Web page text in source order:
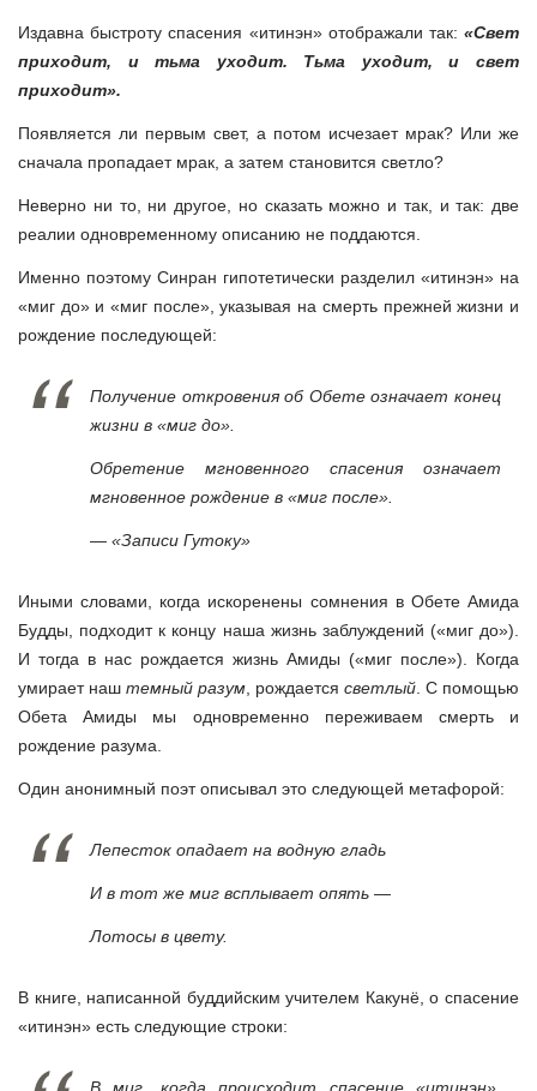
Издавна быстроту спасения «итинэн» отображали так: «Свет
приходит, и тьма уходит. Тьма уходит, и свет
приходит».
Появляется ли первым свет, а потом исчезает мрак? Или же
сначала пропадает мрак, а затем становится светло?
Неверно ни то, ни другое, но сказать можно и так, и так: две
реалии одновременному описанию не поддаются.
Именно поэтому Синран гипотетически разделил «итинэн» на
«миг до» и «миг после», указывая на смерть прежней жизни и
рождение последующей:
Получение откровения об Обете означает конец
жизни в «миг до».
Обретение мгновенного спасения означает
мгновенное рождение в «миг после».
— «Записи Гутоку»
Иными словами, когда искоренены сомнения в Обете Амида
Будды, подходит к концу наша жизнь заблуждений («миг до»).
И тогда в нас рождается жизнь Амиды («миг после»). Когда
умирает наш темный разум , рождается светлый . С помощью
Обета Амиды мы одновременно переживаем смерть и
рождение разума.
Один анонимный поэт описывал это следующей метафорой:
Лепесток опадает на водную гладь
И в тот же миг всплывает опять —
Лотосы в цвету.
В книге, написанной буддийским учителем Какунё, о спасение
«итинэн» есть следующие строки: